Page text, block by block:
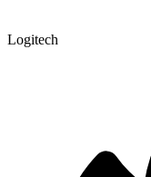
Logitech